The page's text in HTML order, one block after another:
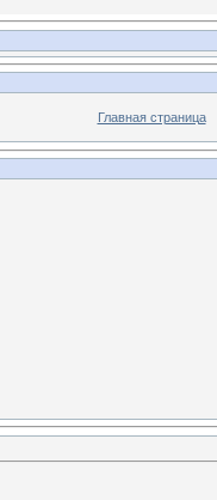
Главная страница